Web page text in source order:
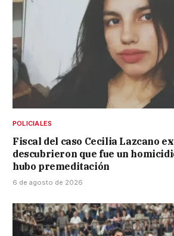
POLICIALES
Fiscal del caso Cecilia Lazcano
descubrieron que fue un
hubo premeditación
6 de agosto de 2026